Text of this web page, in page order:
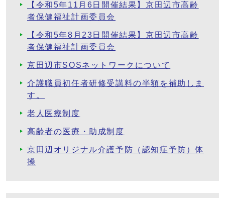
【令和5年11月6日開催結果】京田辺市高齢
者保健福祉計画委員会
【令和5年8月23日開催結果】京田辺市高齢
者保健福祉計画委員会
京田辺市SOSネットワークについて
介護職員初任者研修受講料の半額を補助しま
す。
老人医療制度
高齢者の医療・助成制度
京田辺オリジナル介護予防（認知症予防）体
操